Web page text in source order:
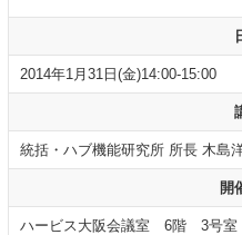
2014年1月31日(金)14:00-15:00
統括・ハブ機能研究所 所長 木島
開
ハービス大阪会議室 6階 3号室